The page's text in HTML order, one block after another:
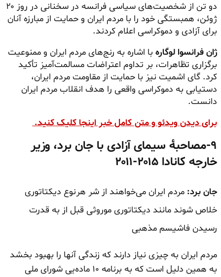
دو تن از شخصیت‌های سیاسی فرانسه در سخنانی در روز ۲۰
ژوئن، همبستگی خود را با مردم ایران و حمایت از مبارزه آنان
برای آزادی و دموکراسی اعلام کردند.
ژان فرانسوا لوگاره با اشاره به رنج‌های مردم ایران و ممنوعیت
برگزاری تظاهرات، بر تداوم اعتراضات مسالمت‌آمیز تأکید
کرد. گای اشمیت نیز با حمایت از مقاومت مردم ایران،
دستیابی به دموکراسی واقعی را هدف انقلاب مردم ایران
دانست.
برای دیدن ویدئو و متن کامل خبر اینجا کلیک کنید.
۹-مصاحبهٔ سیمای آزادی با جان برد، وزیر
خارجه کانادا ۲۰۱۵-۲۰۱۱
جان برد: مردم ایران می‌خواهند از شر هر ‌نوع دیکتاتوری
خلاص شوند مانند دیکتاتوری موروثی قبل از به قدرت
رسیدن فاشیسم مذهبی
مردم ایران به چیزی نیاز دارند که زندگی آنها را بهبود بخشد
به همین دلیل است که به برنامه ۱۰ ماده‌یی شورای ملی